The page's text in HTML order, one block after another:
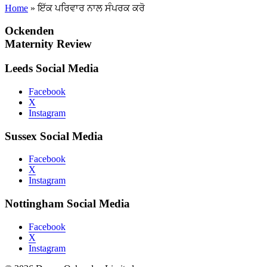
Home »ਇੱਕ ਪਰਿਵਾਰ ਨਾਲ ਸੰਪਰਕ ਕਰੋ
Ockenden
Maternity Review
Leeds Social Media
Facebook
X
Instagram
Sussex Social Media
Facebook
X
Instagram
Nottingham Social Media
Facebook
X
Instagram